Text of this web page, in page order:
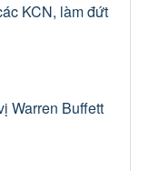
KCN, làm đứt
Warren Buffett